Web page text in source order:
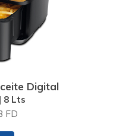
Digital
8 Lts
FD